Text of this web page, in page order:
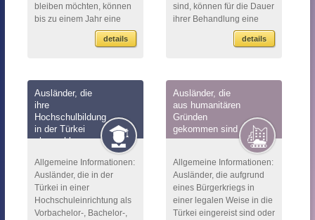
bleiben möchten, können
bis zu einem Jahr eine
Aufenthaltsgenehmigung
erhalten. Um einen Antrag
details
sind, können für die Dauer
ihrer Behandlung eine
Aufenthaltsgenehmigung
erhalten, sofern sie ihren
details
Ausländer, die
ihre
Hochschulbildung
in der Türkei
abgeschlossen
Allgemeine Informationen:
Ausländer, die in der
Türkei in einer
Hochschuleinrichtung als
Vorbachelor-, Bachelor-,
Ausländer, die
aus humanitären
Gründen
gekommen sind
Allgemeine Informationen:
Ausländer, die aufgrund
eines Bürgerkriegs in
einer legalen Weise in die
Türkei eingereist sind oder